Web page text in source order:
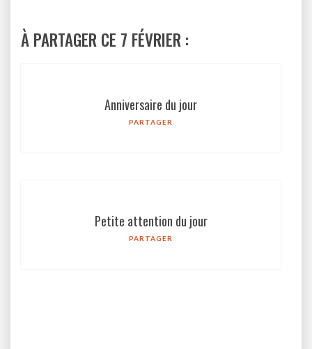
À PARTAGER CE 7 FÉVRIER :
Anniversaire du jour
PARTAGER
Petite attention du jour
PARTAGER